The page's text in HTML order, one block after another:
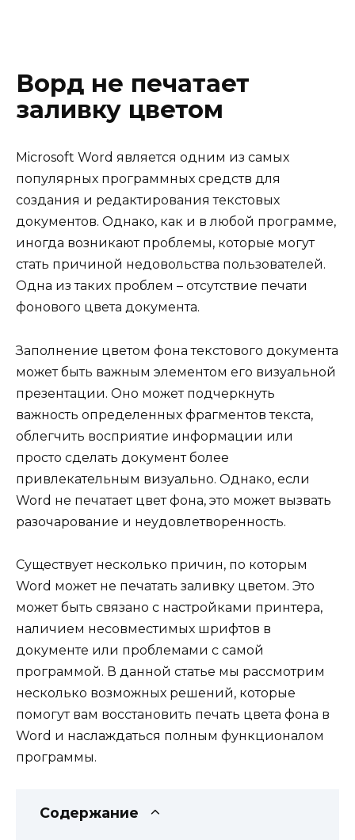
Ворд не печатает
заливку цветом
Microsoft Word является одним из самых
популярных программных средств для
создания и редактирования текстовых
документов. Однако, как и в любой программе,
иногда возникают проблемы, которые могут
стать причиной недовольства пользователей.
Одна из таких проблем – отсутствие печати
фонового цвета документа.
Заполнение цветом фона текстового документа
может быть важным элементом его визуальной
презентации. Оно может подчеркнуть
важность определенных фрагментов текста,
облегчить восприятие информации или
просто сделать документ более
привлекательным визуально. Однако, если
Word не печатает цвет фона, это может вызвать
разочарование и неудовлетворенность.
Существует несколько причин, по которым
Word может не печатать заливку цветом. Это
может быть связано с настройками принтера,
наличием несовместимых шрифтов в
документе или проблемами с самой
программой. В данной статье мы рассмотрим
несколько возможных решений, которые
помогут вам восстановить печать цвета фона в
Word и наслаждаться полным функционалом
программы.
Содержание